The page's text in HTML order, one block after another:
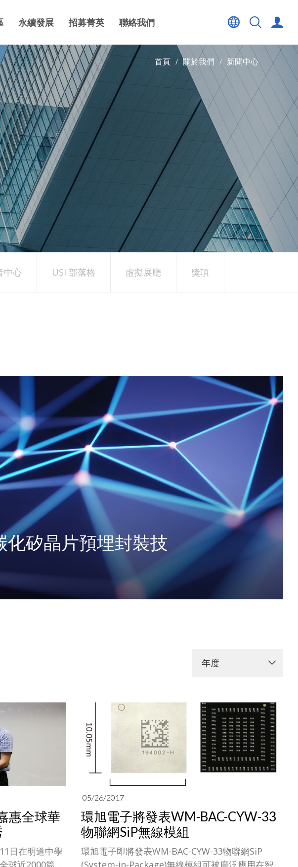
永續發展 招募菁英 聯絡我們
首頁 關於我們 新聞中心
中心 USI 部落格 虛擬展廳 獎項
化矽晶片預埋封裝技
年度
日在明道中學
球近2000篇作
05/26/2017
環旭電子將發表WM-BAC-CYW-33
物聯網SiP無線模組
環旭電子即將發表WM-BAC-CYW-33物聯網SiP
(System-in-Package)無線模組可被廣泛應用在智慧